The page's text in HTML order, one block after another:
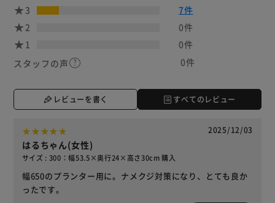
3
7件
2
0件
1
0件
スタッフの声
0件
レビューを書く すべてのレビュー
2025/12/03
はるちゃん(女性)
サイズ : 300：幅53.5×奥行24×高さ30cm 購入
幅650のプランター用に。ナメクジ対策になり、とても良か
ったです。